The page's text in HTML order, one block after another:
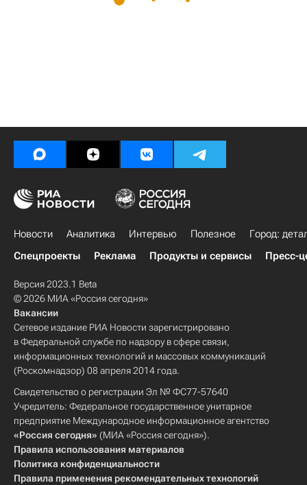
Новости Аналитика Интервью Полезное
Город:
Спецпроекты
Реклама Продукты и сервисы Пресс-
Версия 2023.1 Beta
© 2026 МИА «Россия сегодня»
Вакансии
Сетевое издание РИА Новости зарегистрировано
в Федеральной службе по надзору в сфере связи,
информационных технологий и массовых коммуникаций
(Роскомнадзор) 08 апреля 2014 года.
Свидетельство о регистрации Эл № ФС77-57640
Учредитель: Федеральное государственное унитарное
предприятие Международное информационное агентство
«Россия сегодня» (МИА «Россия сегодня»).
Правила использования материалов
Политика конфиденциальности
Правила применения рекомендательных технологий